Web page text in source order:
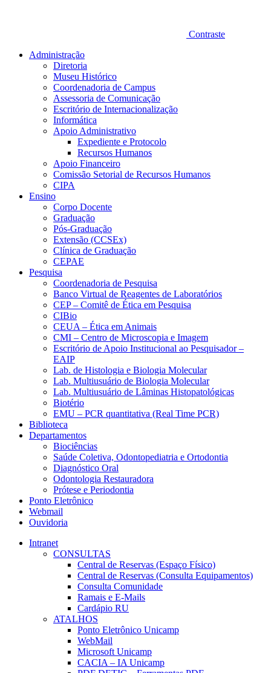
Contraste
Administração
Diretoria
Museu Histórico
Coordenadoria de Campus
Assessoria de Comunicação
Escritório de Internacionalização
Informática
Apoio Administrativo
Expediente e Protocolo
Recursos Humanos
Apoio Financeiro
Comissão Setorial de Recursos Humanos
CIPA
Ensino
Corpo Docente
Graduação
Pós-Graduação
Extensão (CCSEx)
Clínica de Graduação
CEPAE
Pesquisa
Coordenadoria de Pesquisa
Banco Virtual de Reagentes de Laboratórios
CEP – Comitê de Ética em Pesquisa
CIBio
CEUA – Ética em Animais
CMI – Centro de Microscopia e Imagem
Escritório de Apoio Institucional ao Pesquisador –
EAIP
Lab. de Histologia e Biologia Molecular
Lab. Multiusuário de Biologia Molecular
Lab. Multiusuário de Lâminas Histopatológicas
Biotério
EMU – PCR quantitativa (Real Time PCR)
Biblioteca
Departamentos
Biociências
Saúde Coletiva, Odontopediatria e Ortodontia
Diagnóstico Oral
Odontologia Restauradora
Prótese e Periodontia
Ponto Eletrônico
Webmail
Ouvidoria
Intranet
CONSULTAS
Central de Reservas (Espaço Físico)
Central de Reservas (Consulta Equipamentos)
Consulta Comunidade
Ramais e E-Mails
Cardápio RU
ATALHOS
Ponto Eletrônico Unicamp
WebMail
Microsoft Unicamp
CACIA – IA Unicamp